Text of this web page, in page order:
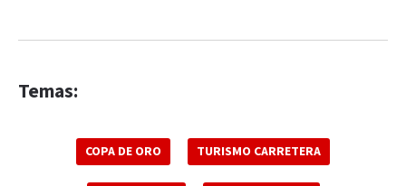
Temas:
COPA DE ORO TURISMO CARRETERA